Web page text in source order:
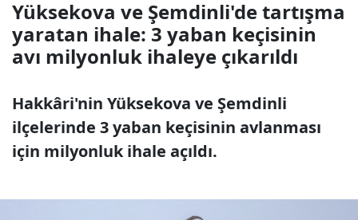
Yüksekova ve Şemdinli'de tartışma
yaratan ihale: 3 yaban keçisinin
avı milyonluk ihaleye çıkarıldı
Hakkâri'nin Yüksekova ve Şemdinli
ilçelerinde 3 yaban keçisinin avlanması
için milyonluk ihale açıldı.